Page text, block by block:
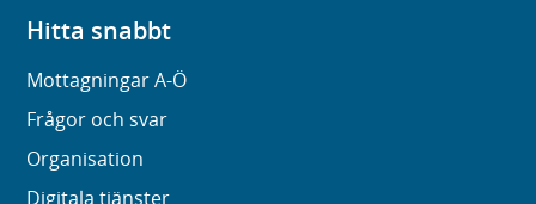
Hitta snabbt
Mottagningar A-Ö
Frågor och svar
Organisation
Digitala tjänster